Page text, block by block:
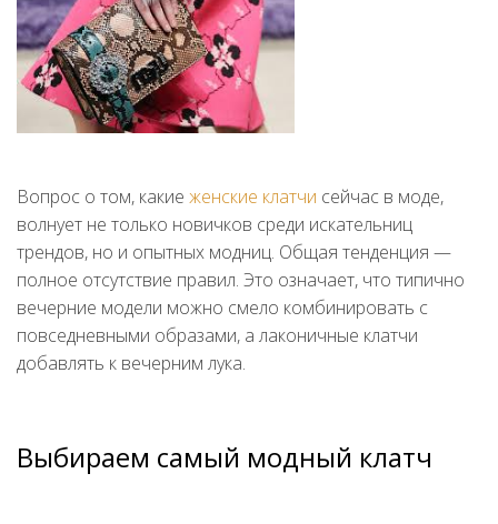
Вопрос о том, какие женские клатчи сейчас в моде,
волнует не только новичков среди искательниц
трендов, но и опытных модниц. Общая тенденция —
полное отсутствие правил. Это означает, что типично
вечерние модели можно смело комбинировать с
повседневными образами, а лаконичные клатчи
добавлять к вечерним лука.
Выбираем самый модный клатч